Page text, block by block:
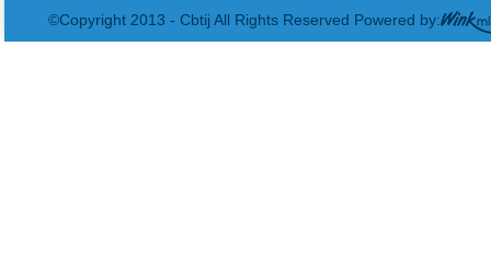
©Copyright 2013 - Cbtij All Rights Reserved Powered by: